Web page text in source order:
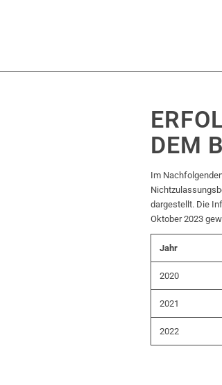
DEM
Im
dargestellt. Die
Oktober 2023
Jahr
2020
2021
2022